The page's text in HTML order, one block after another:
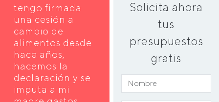
tengo firmada
una cesión a
cambio de
alimentos desde
hace años,
hacemos la
declaración y se
imputa a mi
Solicita ahora
tus
presupuestos
gratis